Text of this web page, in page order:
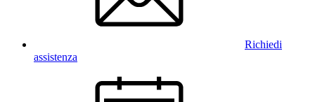
Richiedi
assistenza